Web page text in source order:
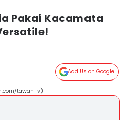
Pakai Kacamata
Add Us on Google
tawan_v)